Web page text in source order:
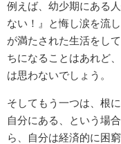
例えば、幼少期にある
ない！』と悔し涙を流
が満たされた生活をし
ちになることはあれど
は思わないでしょう。
そしてもう一つは、根
自分にある、という場
ら、自分は経済的に困